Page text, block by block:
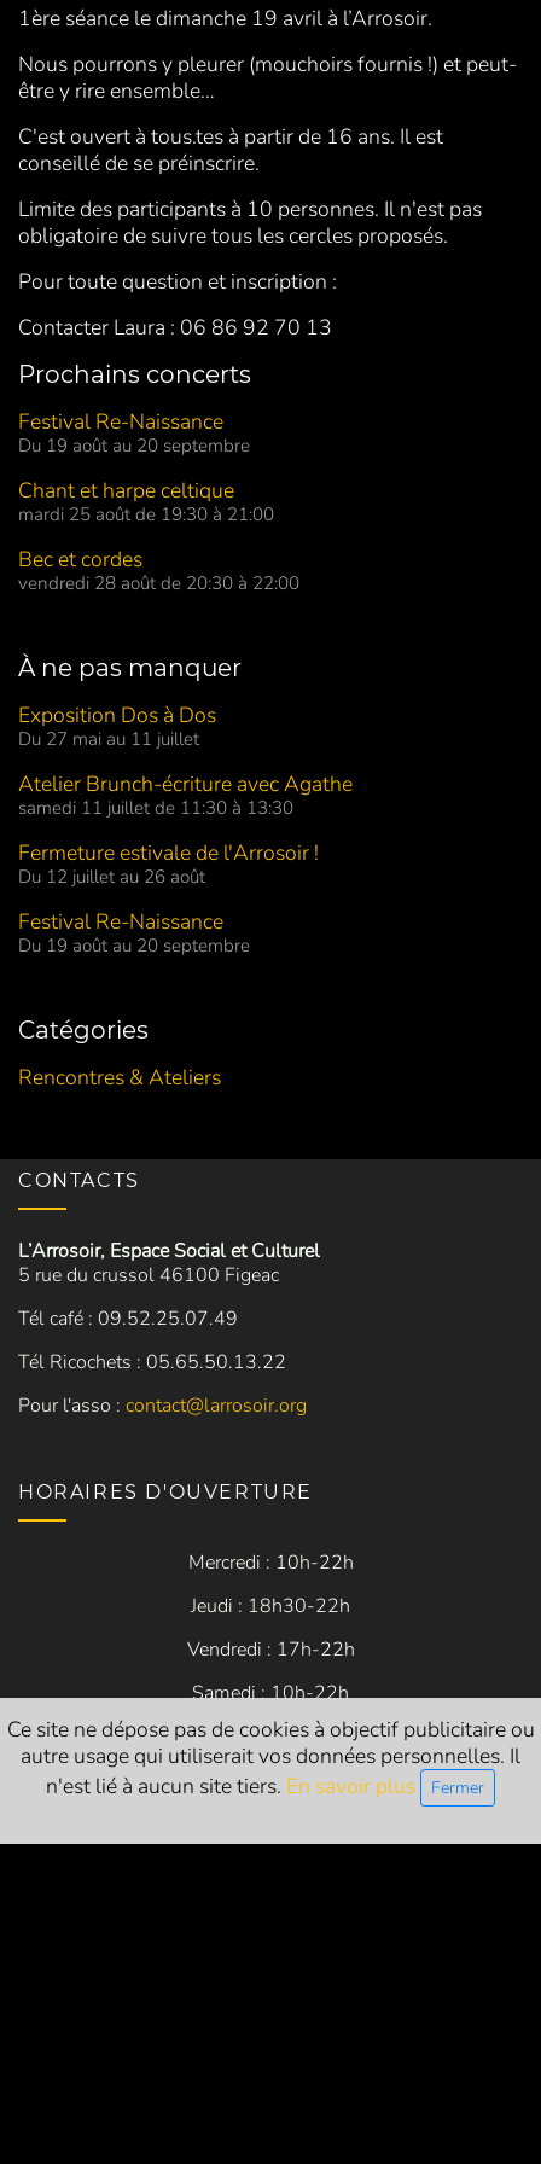
1ère séance le dimanche 19 avril à l’Arrosoir.
Nous pourrons y pleurer (mouchoirs fournis !) et peut-
être y rire ensemble…
C'est ouvert à tous.tes à partir de 16 ans. Il est
conseillé de se préinscrire.
Limite des participants à 10 personnes. Il n'est pas
obligatoire de suivre tous les cercles proposés.
Pour toute question et inscription :
Contacter Laura : 06 86 92 70 13
Prochains concerts
Festival Re-Naissance
Du 19 août au 20 septembre
Chant et harpe celtique
mardi 25 août de 19:30 à 21:00
Bec et cordes
vendredi 28 août de 20:30 à 22:00
À ne pas manquer
Exposition Dos à Dos
Du 27 mai au 11 juillet
Atelier Brunch-écriture avec Agathe
samedi 11 juillet de 11:30 à 13:30
Fermeture estivale de l'Arrosoir !
Du 12 juillet au 26 août
Festival Re-Naissance
Du 19 août au 20 septembre
Catégories
Rencontres & Ateliers
CONTACTS
L’Arrosoir, Espace Social et Culturel
5 rue du crussol 46100 Figeac
Tél café : 09.52.25.07.49
Tél Ricochets : 05.65.50.13.22
Pour l'asso : contact@larrosoir.org
HORAIRES D'OUVERTURE
Mercredi : 10h-22h
Jeudi : 18h30-22h
Vendredi : 17h-22h
Samedi : 10h-22h
Ce site ne dépose pas de cookies à objectif publicitaire ou
autre usage qui utiliserait vos données personnelles. Il
n'est lié à aucun site tiers. En savoir plus Fermer